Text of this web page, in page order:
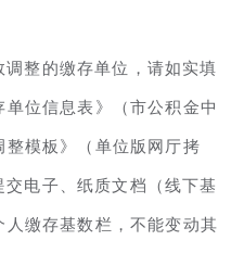
调整的缴存单位，请如实填
位信息表》（市公积金中
模板》（单位版网厅拷
电子、纸质文档（线下基
缴存基数栏，不能变动其